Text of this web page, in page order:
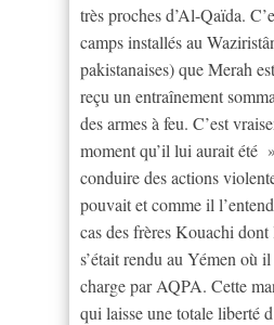
très proches d’Al-Qaïda.
camps installés au
pakistanaises) que Merah
reçu un entraînement
des armes à feu. C’est
moment qu’il lui aurait été
conduire des actions
pouvait et comme il
cas des frères Kouachi dont
s’était rendu au Yémen où
charge par AQPA. Cette
qui laisse une totale liberté